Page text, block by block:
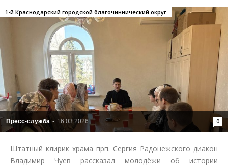
Пресс-служба - 16.03.2026 0
1-й Краснодарский городской благочиннический округ
Штатный клирик храма прп. Сергия Радонежского диакон
Владимир Чуев рассказал молодёжи об истории